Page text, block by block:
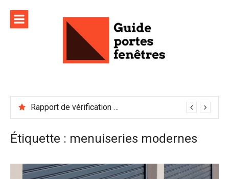
contenu
Rapport de vérification sécurité : à conserver précieusement
Étiquette : menuiseries modernes